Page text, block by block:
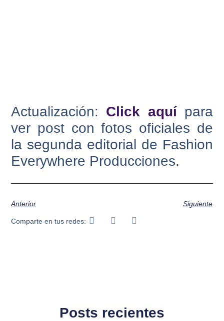
Actualización: Click aquípara
ver post con fotos oficiales de
la segunda editorial de Fashion
Everywhere Producciones.
Anterior Siguiente
Comparte en tus redes:
Posts recientes